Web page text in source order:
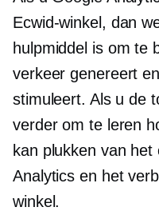
Ecwid-winkel, dan
hulpmiddel is om te
verkeer genereert
stimuleert. Als u de
verder om te leren
kan plukken van
Analytics en het
winkel.